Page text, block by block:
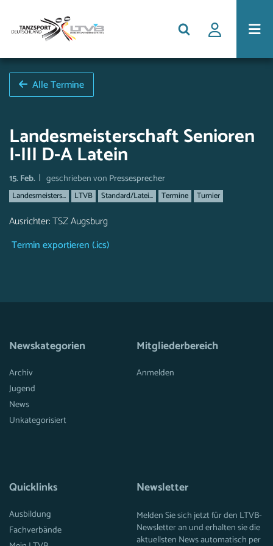
Alle Termine
Landesmeisterschaft Senioren
I-III D-A Latein
15. Feb. | geschrieben von Pressesprecher
Landesmeisters... LTVB Standard/Latei... Termine Turnier
Ausrichter: TSZ Augsburg
Termin exportieren (.ics)
Newskategorien
Archiv
Jugend
News
Unkategorisiert
Mitgliederbereich
Anmelden
Quicklinks
Ausbildung
Fachverbände
Newsletter
Melden Sie sich jetzt für den LTVB-
Newsletter an und erhalten sie die
aktuellsten News automatisch per